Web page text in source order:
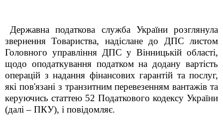
Державна податкова служба України розглянула
звернення Товариства, надіслане до ДПС листом
Головного управління ДПС у Вінницькій області,
щодо оподаткування податком на додану вартість
операцій з надання фінансових гарантій та послуг,
які пов'язані з транзитним перевезенням вантажів та
керуючись статтею 52 Податкового кодексу України
(далі – ПКУ), і повідомляє.